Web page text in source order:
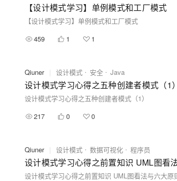
【设计模式学习】单例模式和工厂模式
【设计模式学习】单例模式和工厂模式
459
1 1
Qiuner | 设计模式 安全 Java
设计模式学习心得之五种创建者模式（1）
设计模式学习心得之五种创建者模式（1）
217
0 0
Qiuner | 设计模式 数据可视化 程序员
设计模式学习心得之前置知识 UML图看
设计模式学习心得之前置知识 UML图看法与六大原